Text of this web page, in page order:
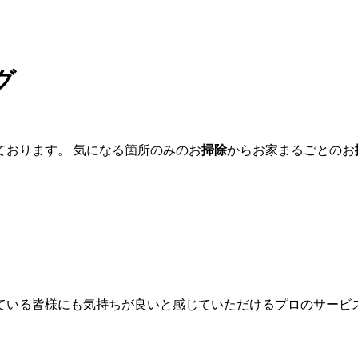
ります。 気になる箇所のみのお掃除からお家まるごとのお
る皆様にも気持ちが良いと感じていただけるプロのサービ